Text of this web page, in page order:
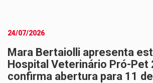
24/07/2026
Mara Bertaiolli apresenta
Hospital Veterinário Pró-Pet
confirma abertura para 11